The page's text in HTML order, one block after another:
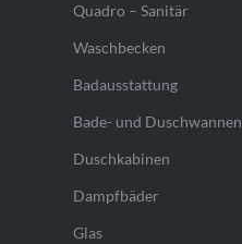
Quadro – Sanitär
Waschbecken
Badausstattung
Bade- und Duschwannen
Duschkabinen
Dampfbäder
Glas